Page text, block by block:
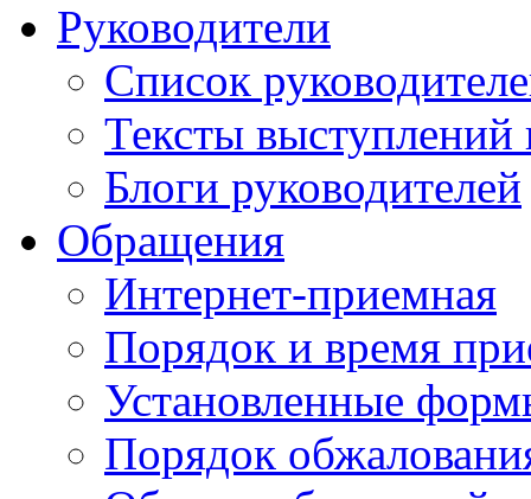
Руководители
Список
Тексты выступлений
Блоги руководителей
Обращения
Интернет-приемная
Порядок и время
Установленные
Порядок